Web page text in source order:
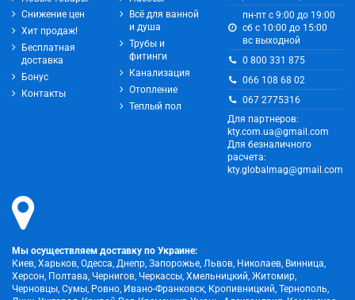
Снижение цен
Хит продаж!
Бесплатная
доставка
Бонус
Контакты
Всё для ванной
и душа
Трубы и
фитинги
Канализация
Отопление
Теплый пол
пн-пт с 9:00 до 19:00
сб с 10:00 до 15:00
вс выходной
0 800 331 875
066 108 68 02
067 2775316
Для партнеров:
kty.com.ua@gmail.com
Для безналичного
расчета:
kty.globalmag@gmail.com
Мы осуществляем доставку по Украине:
Киев, Харьков, Одесса, Днепр, Запорожье, Львов, Николаев, Винница,
Херсон, Полтава, Чернигов, Черкассы, Хмельницкий, Житомир,
Черновцы, Сумы, Ровно, Ивано-Франковск, Кропивницкий, Тернополь,